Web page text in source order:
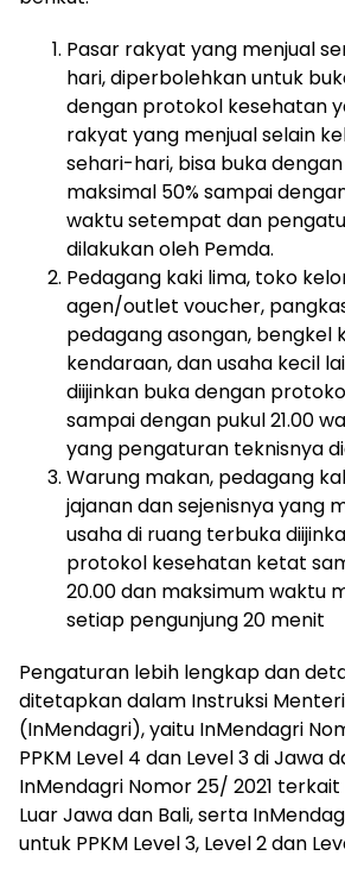
Pasar rakyat yang menjual
hari, diperbolehkan untuk
dengan protokol kesehatan
rakyat yang menjual selain
sehari-hari, bisa buka
maksimal 50% sampai
waktu setempat dan
dilakukan oleh Pemda.
Pedagang kaki lima, toko
agen/outlet voucher,
pedagang asongan, bengkel
kendaraan, dan usaha kecil
diijinkan buka dengan
sampai dengan pukul 21.00
yang pengaturan teknisnya
Warung makan, pedagang
jajanan dan sejenisnya yang
usaha di ruang terbuka
protokol kesehatan ketat
20.00 dan maksimum waktu
setiap pengunjung 20 menit
Pengaturan lebih lengkap dan
ditetapkan dalam Instruksi
(InMendagri), yaitu InMendagri
PPKM Level 4 dan Level 3 di Jawa
InMendagri Nomor 25/ 2021 terkait
Luar Jawa dan Bali, serta
untuk PPKM Level 3, Level 2 dan